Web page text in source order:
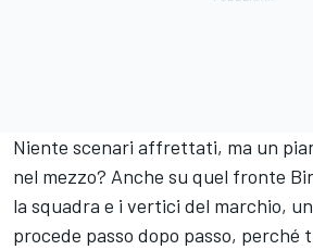
Niente scenari affrettati, ma un
nel mezzo? Anche su quel fronte
la squadra e i vertici del marchio,
procede passo dopo passo, perché